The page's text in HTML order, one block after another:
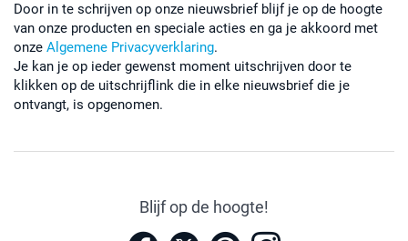
Door in te schrijven op onze nieuwsbrief blijf je op de hoogte
van onze producten en speciale acties en ga je akkoord met
onze Algemene Privacyverklaring.
Je kan je op ieder gewenst moment uitschrijven door te
klikken op de uitschrijflink die in elke nieuwsbrief die je
ontvangt, is opgenomen.
Blijf op de hoogte!